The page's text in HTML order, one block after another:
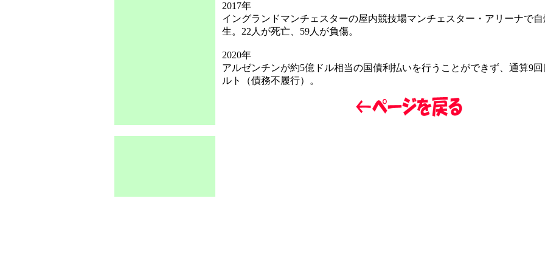
2017年
イングランドマンチェスターの屋内競技場マンチェスター・アリーナで
生。22人が死亡、59人が負傷。
2020年
アルゼンチンが約5億ドル相当の国債利払いを行うことができず、通算9
ルト（債務不履行）。